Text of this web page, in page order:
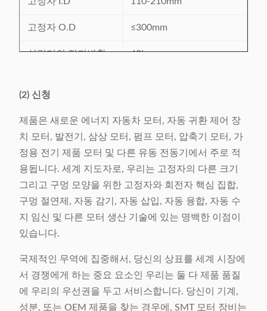
고정자 O.D ≤300mm
실린더의 진지변환 40L
기계 차원 (LxWxH)
L3716x W1258 x
H2110mm
(2) 신청
제품은 새로운 에너지 자동차 모터, 자동 귀환 제어 장
치 모터, 발전기, 삼상 모터, 펌프 모터, 압축기 모터, 가
정용 전기 제품 모터 및 다른 유동 전동기에서 주로 적
용됩니다. 세계 지도자로, 우리는 고정자의 다른 크기
그리고 구멍 모양을 위한 고정자와 회전자 핵심 집합,
구멍 절연제, 자동 감기, 자동 삽입, 자동 융합, 자동 수
지 임신 및 다른 모터 생산 기술에 있는 명백한 이점이
있습니다.
국제적인 무역에 집중해서, 당신의 상표를 세계 시장에
서 경쟁에게 하는 중요 요소인 우리는 둘 다 제품 품질
에 우리의 우선권을 두고 서비스합니다. 당신이 기계,
성분, 또는 OEM 제품을 찾는 경우에, SMT 모터 장비는